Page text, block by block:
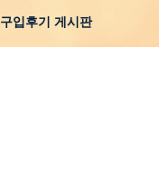
구입후기 게시판